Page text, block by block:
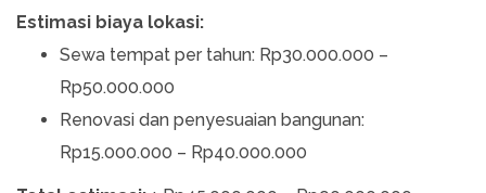
Estimasi biaya lokasi:
Sewa tempat per tahun: Rp30.000.000 –
Rp50.000.000
Renovasi dan penyesuaian bangunan:
Rp15.000.000 – Rp40.000.000